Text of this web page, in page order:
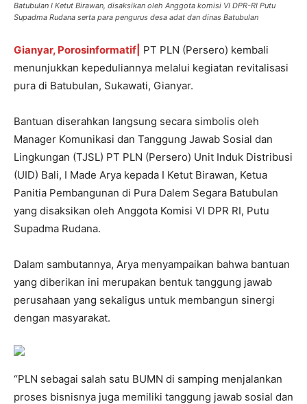
Batubulan I Ketut Birawan, disaksikan oleh Anggota komisi VI DPR-RI Putu
Supadma Rudana serta para pengurus desa adat dan dinas Batubulan
Gianyar, Porosinformatif| PT PLN (Persero) kembali
menunjukkan kepeduliannya melalui kegiatan revitalisasi
pura di Batubulan, Sukawati, Gianyar.
Bantuan diserahkan langsung secara simbolis oleh
Manager Komunikasi dan Tanggung Jawab Sosial dan
Lingkungan (TJSL) PT PLN (Persero) Unit Induk Distribusi
(UID) Bali, I Made Arya kepada I Ketut Birawan, Ketua
Panitia Pembangunan di Pura Dalem Segara Batubulan
yang disaksikan oleh Anggota Komisi VI DPR RI, Putu
Supadma Rudana.
Dalam sambutannya, Arya menyampaikan bahwa bantuan
yang diberikan ini merupakan bentuk tanggung jawab
perusahaan yang sekaligus untuk membangun sinergi
dengan masyarakat.
“PLN sebagai salah satu BUMN di samping menjalankan
proses bisnisnya juga memiliki tanggung jawab sosial dan